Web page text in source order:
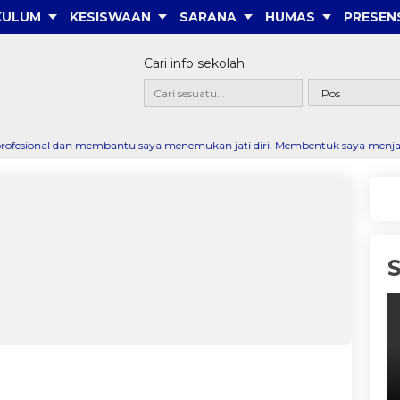
KESISWAAN SARANA HUMAS
Cari info sekolah
saya menemukan jati diri. Membentuk saya menjadi pribadi